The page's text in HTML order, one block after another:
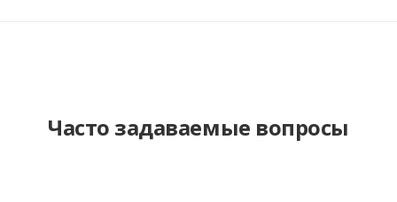
Часто задаваемые вопросы